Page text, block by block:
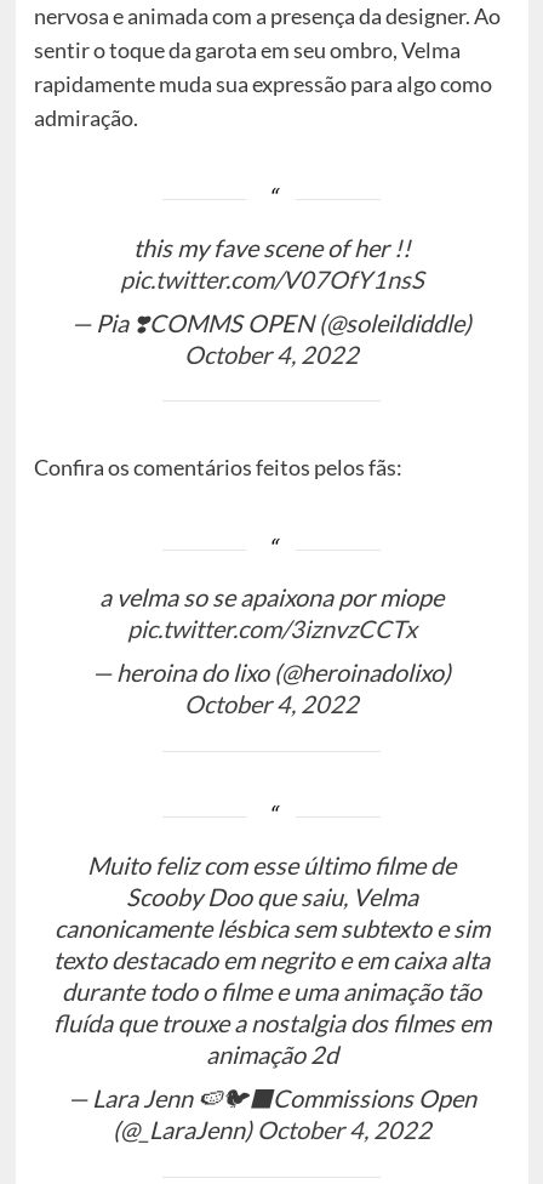
nervosa e animada com a presença da designer. Ao
sentir o toque da garota em seu ombro, Velma
rapidamente muda sua expressão para algo como
admiração.
this my fave scene of her !!
pic.twitter.com/V07OfY1nsS
— Pia ❣️COMMS OPEN (@soleildiddle)
October 4, 2022
Confira os comentários feitos pelos fãs:
a velma so se apaixona por miope
pic.twitter.com/3iznvzCCTx
— heroina do lixo (@heroinadolixo)
October 4, 2022
Muito feliz com esse último filme de
Scooby Doo que saiu, Velma
canonicamente lésbica sem subtexto e sim
texto destacado em negrito e em caixa alta
durante todo o filme e uma animação tão
fluída que trouxe a nostalgia dos filmes em
animação 2d
— Lara Jenn 🍉🐦‍⬛Commissions Open
(@_LaraJenn) October 4, 2022